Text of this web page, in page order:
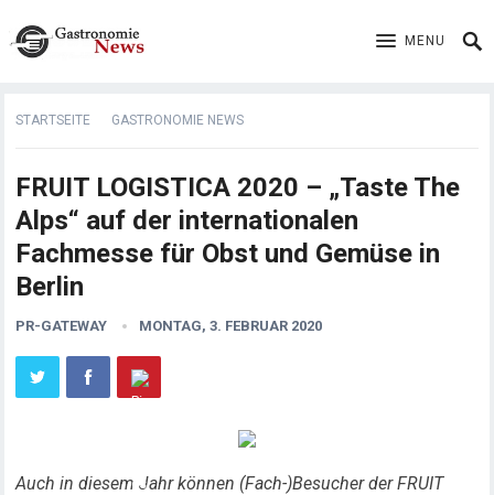
MENU
STARTSEITE GASTRONOMIE NEWS
FRUIT LOGISTICA 2020 – „Taste The
Alps“ auf der internationalen
Fachmesse für Obst und Gemüse in
Berlin
PR-GATEWAY MONTAG, 3. FEBRUAR 2020
Auch in diesem Jahr können (Fach-)Besucher der FRUIT